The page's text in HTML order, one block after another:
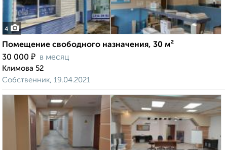
4
Помещение свободного назначения, 30 м²
30 000 ₽ в месяц
Климова 52
Собственник, 19.04.2021